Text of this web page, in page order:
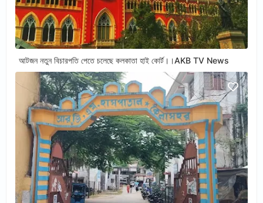
আটজন নতুন বিচারপতি পেতে চলেছে কলকাতা হাই কোর্ট।।AKB TV News